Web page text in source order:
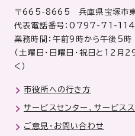
〒665-8665 兵庫県宝塚市
代表電話番号：0797-71-
業務時間：午前9時から午後5時
（土曜日・日曜日・祝日と12
く）
市役所への行き方
サービスセンター、サービス
ご意見・お問い合わせ